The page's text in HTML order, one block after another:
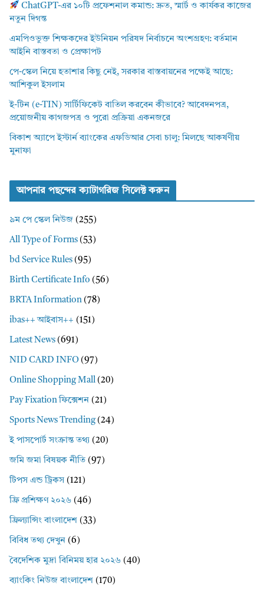
ChatGPT-এর ১০টি প্রফেশনাল কমান্ড: দ্রুত, স্মার্ট ও কার্যকর কাজের
নতুন দিগন্ত
এমপিওভুক্ত শিক্ষকদের ইউনিয়ন পরিষদ নির্বাচনে অংশগ্রহণ: বর্তমান
আইনি বাস্তবতা ও প্রেক্ষাপট
পে-স্কেল নিয়ে হতাশার কিছু নেই, সরকার বাস্তবায়নের পক্ষেই আছে:
আশিকুল ইসলাম
ই-টিন (e-TIN) সার্টিফিকেট বাতিল করবেন কীভাবে? আবেদনপত্র,
প্রয়োজনীয় কাগজপত্র ও পুরো প্রক্রিয়া একনজরে
বিকাশ অ্যাপে ইস্টার্ন ব্যাংকের এফডিআর সেবা চালু: মিলছে আকর্ষণীয়
মুনাফা
আপনার পছন্দের ক্যাটাগরিজ সিলেক্ট করুন
৯ম পে স্কেল নিউজ (255)
All Type of Forms (53)
bd Service Rules (95)
Birth Certificate Info (56)
BRTA Information (78)
ibas++ আইবাস++ (151)
Latest News (691)
NID CARD INFO (97)
Online Shopping Mall (20)
Pay Fixation ফিক্সেশন (21)
Sports News Trending(24)
ই পাসপোর্ট সংক্রান্ত তথ্য (20)
জমি জমা বিষয়ক নীতি (97)
টিপস এন্ড ট্রিকস (121)
ফ্রি প্রশিক্ষণ ২০২৬ (46)
ফ্রিল্যান্সিং বাংলাদেশ (33)
বিবিধ তথ্য দেখুন (6)
বৈদেশিক মুদ্রা বিনিময় হার ২০২৬ (40)
ব্যাংকিং নিউজ বাংলাদেশ (170)